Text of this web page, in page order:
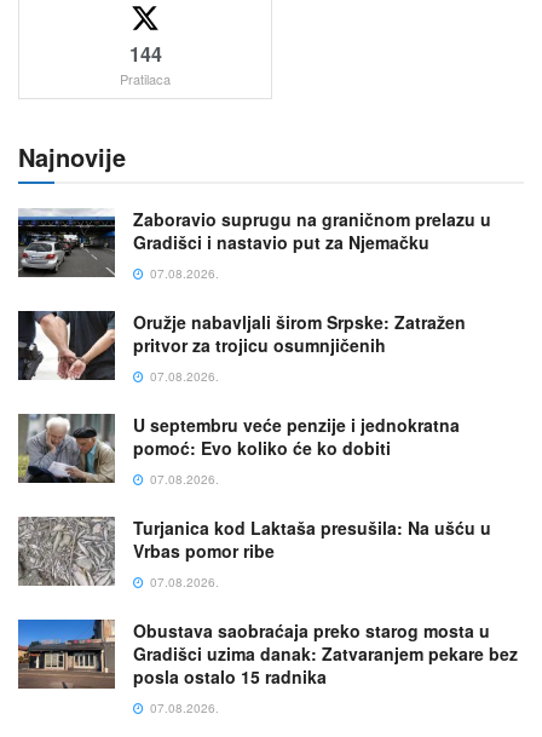
144
Pratilaca
Najnovije
Zaboravio suprugu na graničnom prelazu u
Gradišci i nastavio put za Njemačku
07.08.2026.
Oružje nabavljali širom Srpske: Zatražen
pritvor za trojicu osumnjičenih
07.08.2026.
U septembru veće penzije i jednokratna
pomoć: Evo koliko će ko dobiti
07.08.2026.
Turjanica kod Laktaša presušila: Na ušću u
Vrbas pomor ribe
07.08.2026.
Obustava saobraćaja preko starog mosta u
Gradišci uzima danak: Zatvaranjem pekare bez
posla ostalo 15 radnika
07.08.2026.